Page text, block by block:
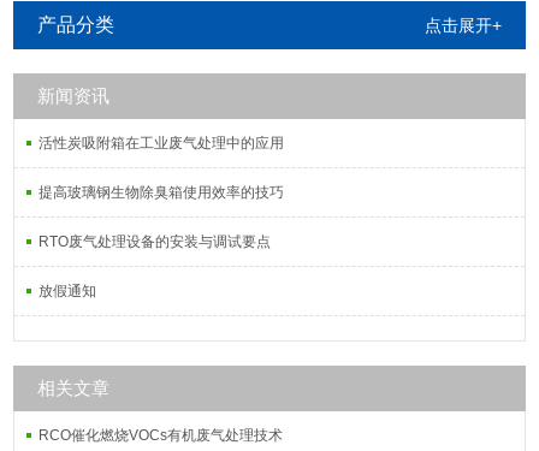
是针对废气及粉尘的一款环保设备。它是利用电力将气体中的粉尘离
子分离出来的除尘设备。有性能稳定、除尘效果好等特点，需要经过
荷电、收集、清灰三个阶段，直流高压电使阴极线附近的空间气体电
离，粉尘等颗粒和点后在电场力作用下移动并沉积在集尘阳极表面，
湿式电除尘器是用电除尘的方法分离气体中的气溶胶和悬浮尘粒。
产品分类 点击展开+
新闻资讯
活性炭吸附箱在工业废气处理中的应用
提高玻璃钢生物除臭箱使用效率的技巧
RTO废气处理设备的安装与调试要点
放假通知
相关文章
RCO催化燃烧VOCs有机废气处理技术